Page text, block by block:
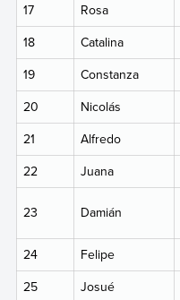
17
Rosa
18
Catalina
19
Constanza
20
Nicolás
21
Alfredo
22
Juana
23 Damián
24 Felipe
25
Josué